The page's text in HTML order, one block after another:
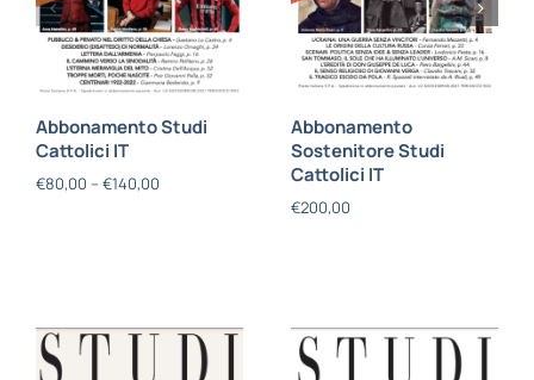
Abbonamento Studi
Cattolici IT
€80,00 – €140,00
Abbonamento
Sostenitore Studi
Cattolici IT
€200,00